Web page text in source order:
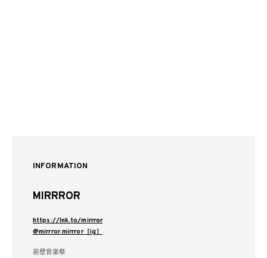
INFORMATION
MIRRROR
https://lnk.to/mirrror
@mirrror.mirrror［ig］
岩壁音楽祭